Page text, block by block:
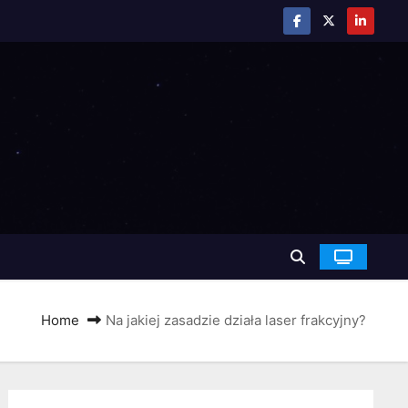
Home Na jakiej zasadzie działa laser frakcyjny?